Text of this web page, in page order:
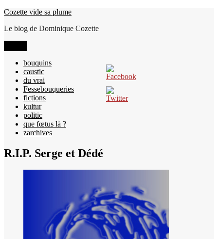
Aller
contenu
Cozette vide sa plume
Le blog de Dominique Cozette
bouquins
caustic
du vrai
Fessebouqueries
fictions
kultur
politic
que fœtus là ?
zarchives
R.I.P. Serge et Dédé